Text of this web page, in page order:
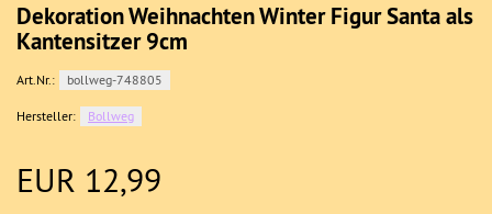
Dekoration Weihnachten Winter Figur Santa als
Kantensitzer 9cm
Art.Nr.: bollweg-748805
Hersteller: Bollweg
EUR 12,99